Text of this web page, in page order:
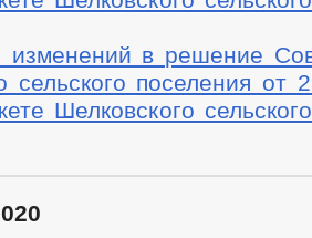
в решение
сельского поселения от
Шелковского